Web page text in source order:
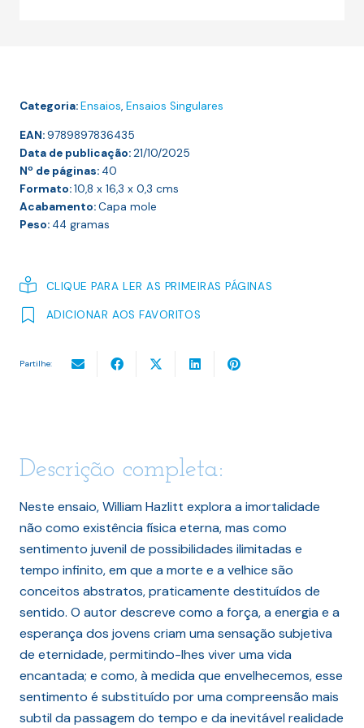
na
Juventude
Categoria:Ensaios, Ensaios Singulares
EAN:9789897836435
Data de publicação:21/10/2025
Nº de páginas: 40
Formato:10,8 x 16,3 x 0,3 cms
Acabamento:Capa mole
Peso: 44 gramas
CLIQUE PARA LER AS PRIMEIRAS PÁGINAS
ADICIONAR AOS FAVORITOS
Partilhe:
Descrição completa:
Neste ensaio, William Hazlitt explora a imortalidade
não como existência física eterna, mas como
sentimento juvenil de possibilidades ilimitadas e
tempo infinito, em que a morte e a velhice são
conceitos abstratos, praticamente destituídos de
sentido. O autor descreve como a força, a energia e a
esperança dos jovens criam uma sensação subjetiva
de eternidade, permitindo-lhes viver uma vida
encantada; e como, à medida que envelhecemos, esse
sentimento é substituído por uma compreensão mais
subtil da passagem do tempo e da inevitável realidade